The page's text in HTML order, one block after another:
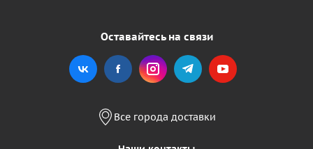
Оставайтесь на связи
Все города доставки